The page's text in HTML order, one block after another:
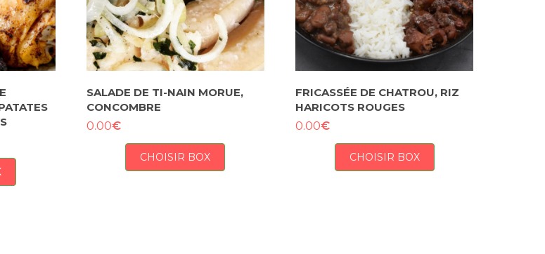
SALADE DE TI-NAIN MORUE,
CONCOMBRE
0.00€
CHOISIR BOX
FRICASSÉE DE CHATROU, RIZ
HARICOTS ROUGES
0.00€
CHOISIR BOX